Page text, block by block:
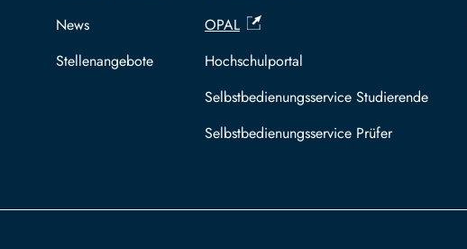
News
Stellenangebote
OPAL
Hochschulportal
Selbstbedienungsservice Studierende
Selbstbedienungsservice Prüfer